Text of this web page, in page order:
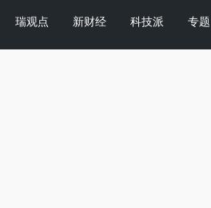
瑞观点 新财经 科技派 专题